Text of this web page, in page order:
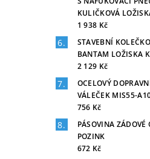
KULIČKOVÁ
1 938 Kč
STAVEBNÍ
BANTAM LOŽISKA
2 129 Kč
OCELOVÝ
VÁLEČEK MIS55-
756 Kč
PÁSOVINA ZÁDOVÉ
POZINK
672 Kč